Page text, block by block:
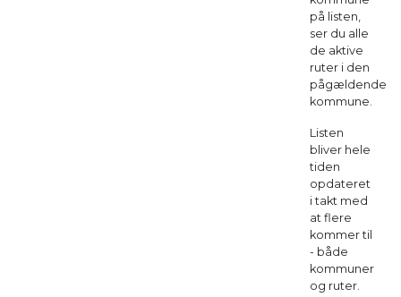
på listen,
ser du alle
de aktive
ruter i den
pågældende
kommune.
Listen
bliver hele
tiden
opdateret
i takt med
at flere
kommer til
- både
kommuner
og ruter.